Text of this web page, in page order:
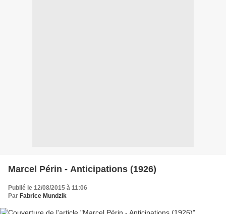
Marcel Périn - Anticipations (1926)
Publié le 12/08/2015 à 11:06
Par Fabrice Mundzik